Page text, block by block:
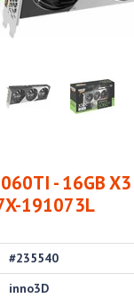
- 16GB X3
191073L
#235540
inno3D